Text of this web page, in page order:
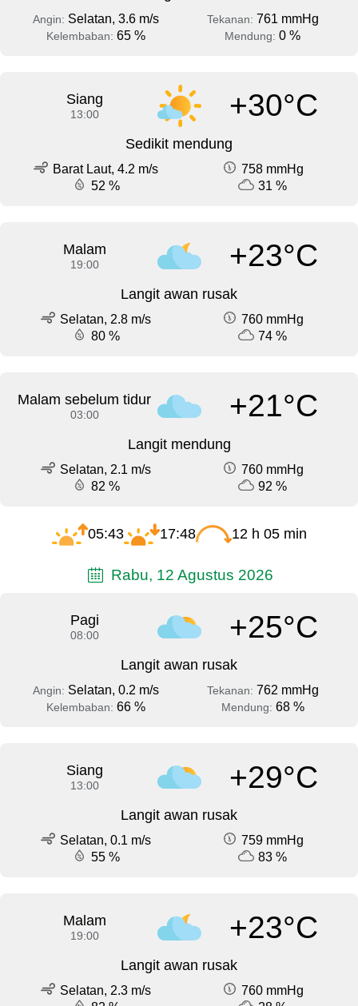
Angin: Selatan, 3.6 m/s Tekanan: 761 mmHg
Kelembaban: 65 % Mendung: 0 %
Siang
13:00 +30°C
Sedikit mendung
Barat Laut, 4.2 m/s
758 mmHg
52 %
31 %
Malam
19:00 +23°C
Langit awan rusak
Selatan, 2.8 m/s
760 mmHg
80 %
74 %
Malam sebelum tidur
03:00 +21°C
Langit mendung
Selatan, 2.1 m/s
760 mmHg
82 %
92 %
05:43 17:48 12 h 05 min
Rabu, 12 Agustus 2026
Pagi
08:00 +25°C
Langit awan rusak
Angin: Selatan, 0.2 m/s Tekanan: 762 mmHg
Kelembaban: 66 % Mendung: 68 %
Siang
13:00 +29°C
Langit awan rusak
Selatan, 0.1 m/s
759 mmHg
55 %
83 %
Malam
19:00 +23°C
Langit awan rusak
Selatan, 2.3 m/s
760 mmHg